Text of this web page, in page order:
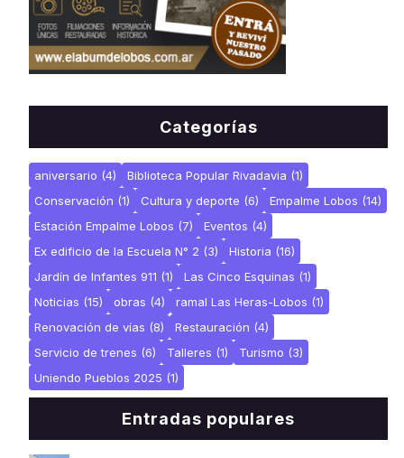
Categorías
aniversario (4) Biblioteca Popular Rivadavia (1)
Conservación (1) Cultura y deporte (6) Empalme Lobos (14)
Estación Empalme Lobos (7) Eventos (4)
Ex edificio de la Escuela N° 2 (3) Historia (16)
Jardín de Infantes 911 (1) Las Cinco Esquinas (1)
Noticias (15) obras (4) ramal Las Heras-Lobos (1)
Renovación de vías (8) Restauración (4)
Servicio de trenes (6) Talleres (1) Turismo (3)
Uniendo Pueblos 2025 (1)
Entradas populares